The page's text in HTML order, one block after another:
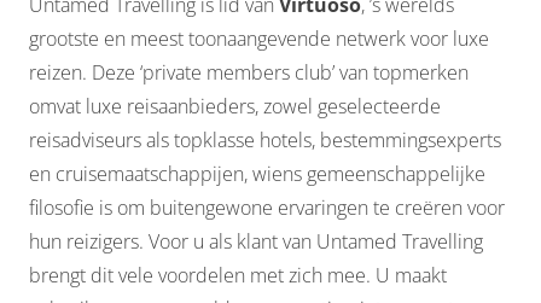
grootste en meest toonaangevende netwerk voor luxe
reizen. Deze ‘private members club’ van topmerken
omvat luxe reisaanbieders, zowel geselecteerde
reisadviseurs als topklasse hotels, bestemmingsexperts
en cruisemaatschappijen, wiens gemeenschappelijke
filosofie is om buitengewone ervaringen te creëren voor
hun reizigers. Voor u als klant van Untamed Travelling
brengt dit vele voordelen met zich mee. U maakt